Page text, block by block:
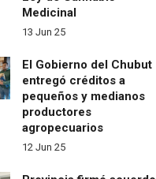
Medicinal
13 Jun 25
El Gobierno del Chubut
entregó créditos a
pequeños y medianos
productores
agropecuarios
12 Jun 25